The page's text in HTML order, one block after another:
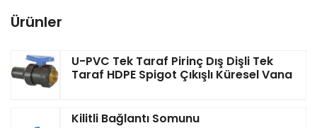
Ürünler
U-PVC Tek Taraf Pirinç Dış Dişli Tek
Taraf HDPE Spigot Çıkışlı Küresel Vana
Kilitli Bağlantı Somunu